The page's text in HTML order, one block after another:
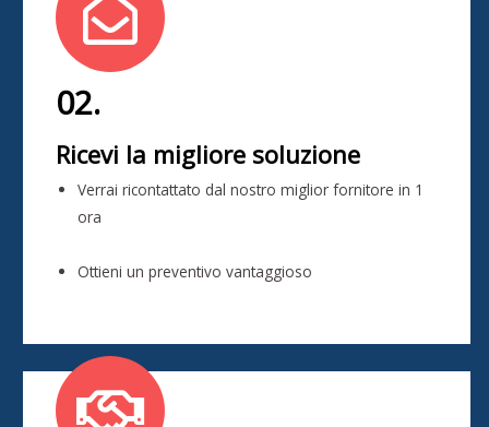
02.
Ricevi la migliore soluzione
Verrai ricontattato dal nostro miglior fornitore in 1
ora
Ottieni un preventivo vantaggioso